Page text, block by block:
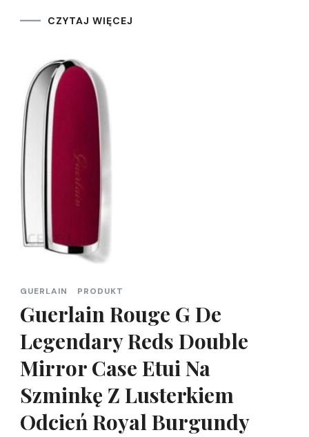
CZYTAJ WIĘCEJ
GUERLAIN PRODUKT
Guerlain Rouge G De
Legendary Reds Double
Mirror Case Etui Na
Szminkę Z Lusterkiem
Odcień Royal Burgundy